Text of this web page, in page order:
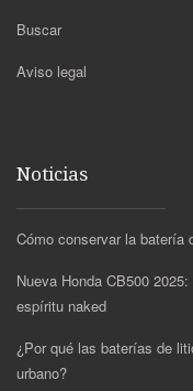
Buscar
Aviso legal
Noticias
Cómo conservar la batería
Nueva Honda CB500
espíritu naked
¿Por qué las baterías de
urbano?